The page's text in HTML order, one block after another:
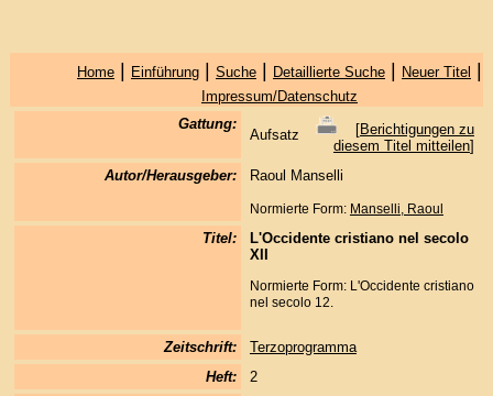
Home| Einführung| Suche| Detaillierte Suche| Neuer Titel |
Impressum/Datenschutz
Gattung:
Aufsatz [Berichtigungen zu
diesem Titel mitteilen]
Autor/Herausgeber:
Raoul Manselli
Normierte Form: Manselli, Raoul
Titel:
L'Occidente cristiano nel secolo
XII
Normierte Form: L'Occidente cristiano
nel secolo 12.
Zeitschrift:
Terzoprogramma
Heft:
2